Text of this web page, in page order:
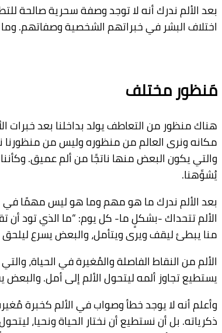
بعد الألم ندرك أنه لا توجد وصفة سحرية صالحة
اختلاف البشر في خبراتهم الشخصية وصفاتهم.
مَنظور مختلف
هناك منظور من التعاطف يولد بداخلنا بعد خبرات
مكانه ونرى العالم من منظوره وليس من منظورنا
والتي يكون البعض منها ناتجًا من ألم عميق.
يُشوِّهنا.
بعد الألم ندرك ما هو مهم وما هو ليس مهمًا في
الألم تتحداك -بشكلٍ ما- كل يوم: “ما الذي تود أن
منا يبطئ ليقف ويرى ويتأمل، والبعض يسرع ليلحق
الألم من النقاط الفاصلة والمُغيرة في الحياة،
يستطيع تجاوز ألمه ليتحول الألم إلى أمل.
وأعلم أنه لا يوجد خطأ وصواب في الألم كخبرة
ذكرياته. بل أن نستطيع أن نختار الحياة ونحيا،